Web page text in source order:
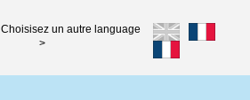
Choisisez un autre language
>